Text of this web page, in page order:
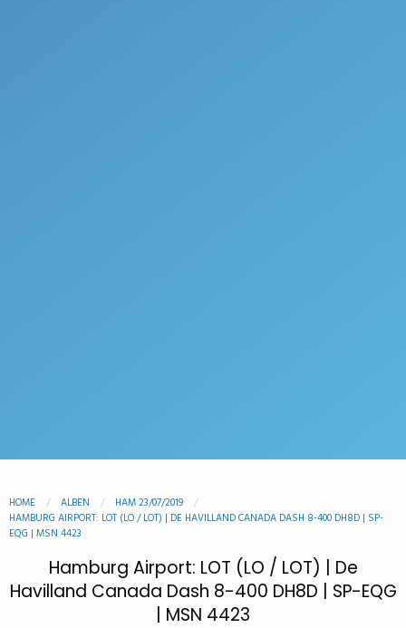
HOME ALBEN
HAM 23/07/2019
HAMBURG AIRPORT: LOT (LO / LOT) | DE HAVILLAND CANADA DASH 8-400 DH8D | SP-
EQG | MSN 4423
Hamburg Airport: LOT (LO / LOT) | De
Havilland Canada Dash 8-400 DH8D | SP-EQG
| MSN 4423